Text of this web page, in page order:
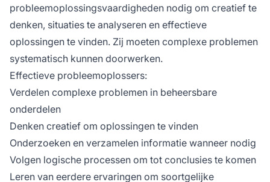
probleemoplossingsvaardigheden nodig om creatief te
denken, situaties te analyseren en effectieve
oplossingen te vinden. Zij moeten complexe problemen
systematisch kunnen doorwerken.
Effectieve probleemoplossers:
Verdelen complexe problemen in beheersbare
onderdelen
Denken creatief om oplossingen te vinden
Onderzoeken en verzamelen informatie wanneer nodig
Volgen logische processen om tot conclusies te komen
Leren van eerdere ervaringen om soortgelijke